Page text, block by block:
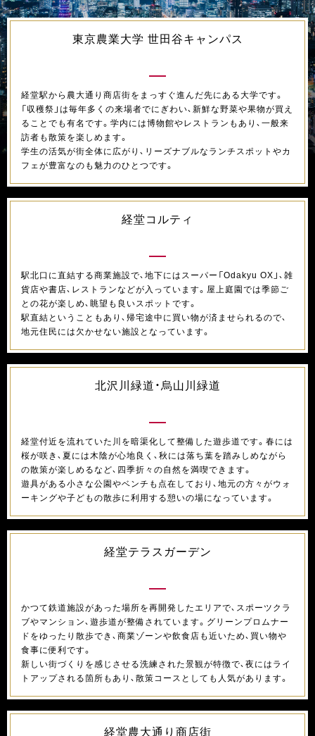
東京農業大学 世田谷キャンパス
経堂駅から農大通り商店街をまっすぐ進んだ先にある大学です。
「収穫祭」は毎年多くの来場者でにぎわい、新鮮な野菜や果物が買え
ることでも有名です。学内には博物館やレストランもあり、一般来
訪者も散策を楽しめます。
学生の活気が街全体に広がり、リーズナブルなランチスポットやカ
フェが豊富なのも魅力のひとつです。
経堂コルティ
駅北口に直結する商業施設で、地下にはスーパー「Odakyu OX」、雑
貨店や書店、レストランなどが入っています。屋上庭園では季節ご
との花が楽しめ、眺望も良いスポットです。
駅直結ということもあり、帰宅途中に買い物が済ませられるので、
地元住民には欠かせない施設となっています。
北沢川緑道・烏山川緑道
経堂付近を流れていた川を暗渠化して整備した遊歩道です。春には
桜が咲き、夏には木陰が心地良く、秋には落ち葉を踏みしめながら
の散策が楽しめるなど、四季折々の自然を満喫できます。
遊具がある小さな公園やベンチも点在しており、地元の方々がウォ
ーキングや子どもの散歩に利用する憩いの場になっています。
経堂テラスガーデン
かつて鉄道施設があった場所を再開発したエリアで、スポーツクラ
ブやマンション、遊歩道が整備されています。グリーンプロムナー
ドをゆったり散歩でき、商業ゾーンや飲食店も近いため、買い物や
食事に便利です。
新しい街づくりを感じさせる洗練された景観が特徴で、夜にはライ
トアップされる箇所もあり、散策コースとしても人気があります。
経堂農大通り商店街